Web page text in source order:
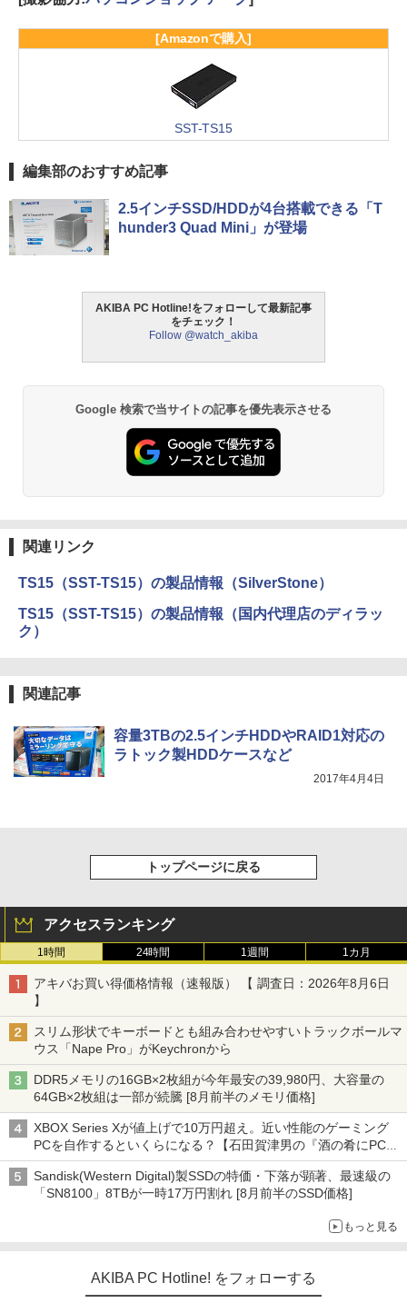
[Amazonで購入]
SST-TS15
編集部のおすすめ記事
2.5インチSSD/HDDが4台搭載できる「T
hunder3 Quad Mini」が登場
AKIBA PC Hotline!をフォローして最新記事
をチェック！
Follow @watch_akiba
Google 検索で当サイトの記事を優先表示させる
関連リンク
TS15（SST-TS15）の製品情報（SilverStone）
TS15（SST-TS15）の製品情報（国内代理店のディラッ
ク）
関連記事
容量3TBの2.5インチHDDやRAID1対応の
ラトック製HDDケースなど
2017年4月4日
トップページに戻る
アクセスランキング
1時間 24時間 1週間 1カ月
アキバお買い得価格情報（速報版） 【 調査日：2026年8月6日
】
スリム形状でキーボードとも組み合わせやすいトラックボールマ
ウス「Nape Pro」がKeychronから
DDR5メモリの16GB×2枚組が今年最安の39,980円、大容量の
64GB×2枚組は一部が続騰 [8月前半のメモリ価格]
XBOX Series Xが値上げで10万円超え。近い性能のゲーミング
PCを自作するといくらになる？【石田賀津男の『酒の肴にPCゲ
ーム』】
Sandisk(Western Digital)製SSDの特価・下落が顕著、最速級の
「SN8100」8TBが一時17万円割れ [8月前半のSSD価格]
もっと見る
AKIBA PC Hotline! をフォローする